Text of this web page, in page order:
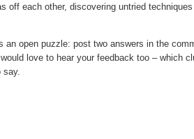
each other, discovering untried
an open puzzle: post two answers in the
would love to hear your feedback too – which